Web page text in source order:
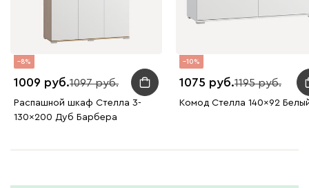
8
1009 1097
Распашной шкаф Стелла 3-
130x200 Дуб Барбера
10
1075 1195
Комод Стелла 140x92